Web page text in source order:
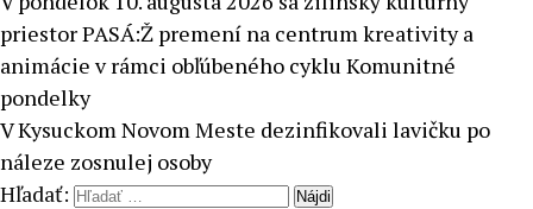
priestor PASÁ:Ž premení na centrum kreativity a
animácie v rámci obľúbeného cyklu Komunitné
pondelky
V Kysuckom Novom Meste dezinfikovali lavičku po
náleze zosnulej osoby
Hľadať: